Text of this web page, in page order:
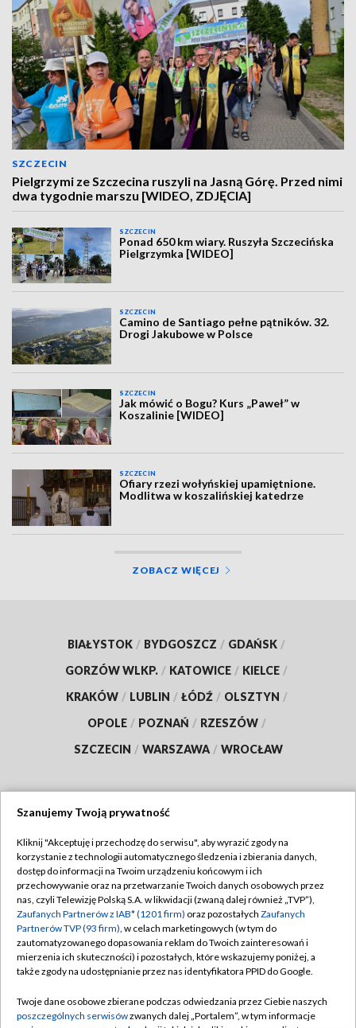
SZCZECIN
Pielgrzymi ze Szczecina ruszyli na Jasną Górę. Przed nimi
dwa tygodnie marszu [WIDEO, ZDJĘCIA]
SZCZECIN
Ponad 650 km wiary. Ruszyła Szczecińska
Pielgrzymka [WIDEO]
SZCZECIN
Camino de Santiago pełne pątników. 32.
Drogi Jakubowe w Polsce
SZCZECIN
Jak mówić o Bogu? Kurs „Paweł” w
Koszalinie [WIDEO]
SZCZECIN
Ofiary rzezi wołyńskiej upamiętnione.
Modlitwa w koszalińskiej katedrze
ZOBACZ WIĘCEJ
BIAŁYSTOK / BYDGOSZCZ / GDAŃSK /
GORZÓW WLKP. / KATOWICE / KIELCE /
KRAKÓW / LUBLIN / ŁÓDŹ / OLSZTYN /
OPOLE / POZNAŃ / RZESZÓW /
SZCZECIN / WARSZAWA / WROCŁAW
TVP
Abonament TVP
Emisja w TVP
Centrum informacji TVP
Naziemna Telewizja Cyfrowa
Rada Programowa
Regulamin TVP
Polityka prywatności
Moje zgody
Pomoc
Kontakt
Szanujemy Twoją prywatność
Kliknij "Akceptuję i przechodzę do serwisu", aby wyrazić zgody na
korzystanie z technologii automatycznego śledzenia i zbierania danych,
dostęp do informacji na Twoim urządzeniu końcowym i ich
przechowywanie oraz na przetwarzanie Twoich danych osobowych przez
nas, czyli Telewizję Polską S.A. w likwidacji (zwaną dalej również „TVP”),
Zaufanych Partnerów z IAB* (1201 firm) oraz pozostałych Zaufanych
Partnerów TVP (93 firm), w celach marketingowych (w tym do
zautomatyzowanego dopasowania reklam do Twoich zainteresowań i
mierzenia ich skuteczności) i pozostałych, które wskazujemy poniżej, a
także zgody na udostępnianie przez nas identyfikatora PPID do Google.
Twoje dane osobowe zbierane podczas odwiedzania przez Ciebie naszych
poszczególnych serwisówzwanych dalej „Portalem”, w tym informacje